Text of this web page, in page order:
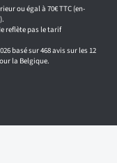
ou égal à 70€ TTC (en-
reflète pas le tarif
basé sur 468 avis sur les 12
la Belgique.